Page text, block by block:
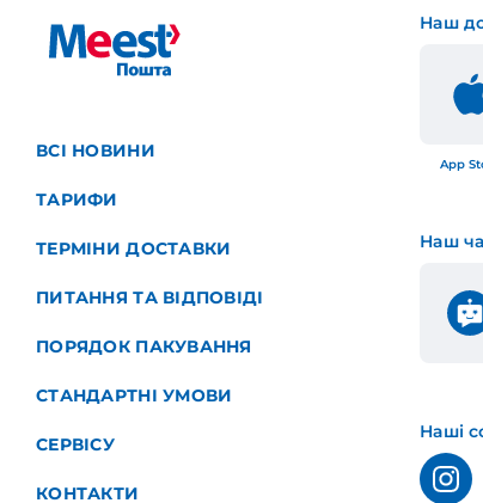
ВСІ НОВИНИ
ТАРИФИ
ТЕРМІНИ ДОСТАВКИ
ПИТАННЯ ТА ВІДПОВІДІ
ПОРЯДОК ПАКУВАННЯ
СТАНДАРТНІ УМОВИ
СЕРВІСУ
КОНТАКТИ
Наш
App
Наш
Наші